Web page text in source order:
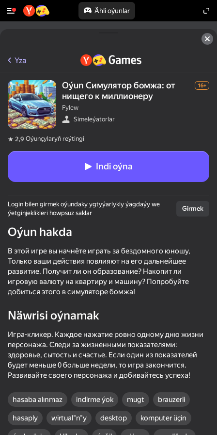
Ähli oýunlar
Traffic Gap: Merge Rush Call Metromen
+1 Fat per Second! Eat and Fat!
46
adingüklemek
Yza
Oýun Симулятор бомжа: от
нищего к миллионеру
16+
Fylew
Simeleýatorlar
2,9 Oýunçylaryň reýtingi
Indi oýna
Login bilen girmek oýundaky ygtyýarlykly ýagdaýy we
ýetginjeklikleri howpsuz saklar
Girmek
Oýun hakda
В этой игре вы начнёте играть за бездомного юношу,
Только ваши действия повлияют на его дальнейшее
развитие. Получит ли он образование? Накопит ли
игровую валюту на квартиру и машину? Попробуйте
добиться этого в симуляторе бомжа!
Näwrisi oýnamak
Игра-кликер. Каждое нажатие ровно одному дню жизни
персонажа. Следи за жизненными показателями:
здоровье, сытость и счастье. Если один из показателей
будет меньше 0 больше недели, то игра закончится.
Развивайте своего персонажа и добивайтесь успеха!
hasaba alınmaz indirme ýok mugt brauzerli
hasaply wirtual"n"y desktop komputer üçin